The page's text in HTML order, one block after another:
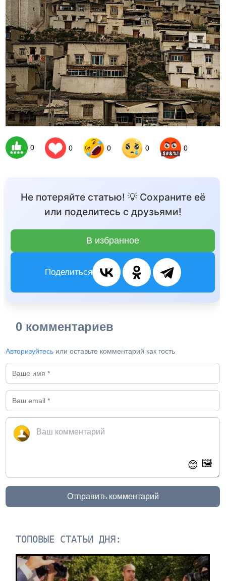
0 0 0 0 0
Не потеряйте статью! 💡 Сохраните её
или поделитесь с друзьями!
В избранное
Поделиться
0 комментариев
Авторизуйтесь или оставьте комментарий как гость
😊 🖼️
Отправить комментарий
ТОПОВЫЕ СТАТЬИ ДНЯ: